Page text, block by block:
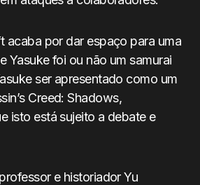
acaba por dar espaço para uma
Yasuke foi ou não um samurai
ser apresentado como um
Creed: Shadows,
isto está sujeito a debate e
e historiador Yu